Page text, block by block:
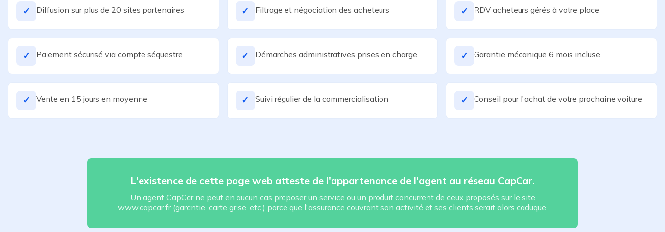
✓ Diffusion sur plus de 20 sites partenaires ✓ Filtrage et négociation des acheteurs ✓ RDV acheteurs gérés à votre place
✓ Paiement sécurisé via compte séquestre ✓ Démarches administratives prises en charge ✓ Garantie mécanique 6 mois incluse
✓ Vente en 15 jours en moyenne ✓ Suivi régulier de la commercialisation ✓ Conseil pour l'achat de votre prochaine voiture
L'existence de cette page web atteste de l'appartenance de l'agent au réseau CapCar.
Un agent CapCar ne peut en aucun cas proposer un service ou un produit concurrent de ceux proposés sur le site
www.capcar.fr (garantie, carte grise, etc.) parce que l'assurance couvrant son activité et ses clients serait alors caduque.